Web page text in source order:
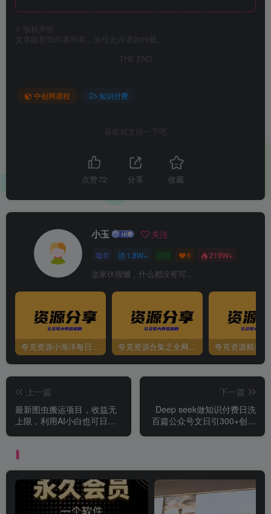
版权声明
文章版权归作者所有，未经允许请勿转载。
THE END
中创网课程 知识付费
喜欢就支持一下吧
点赞 72 分享 收藏
小玉 关注
0 1.8W+ 0 6 219W+
这家伙很懒，什么都没有写...
夸克资源小海洋每日更新资源大汇总（持续更新） 夸克资源合集之全网影视 夸克资源精选
上一篇
最新图虫搬运项目，收益无
上限，利用AI小白也可日赚
下一篇
Deep seek做知识付费日洗
百篇公众号文日引300+创业